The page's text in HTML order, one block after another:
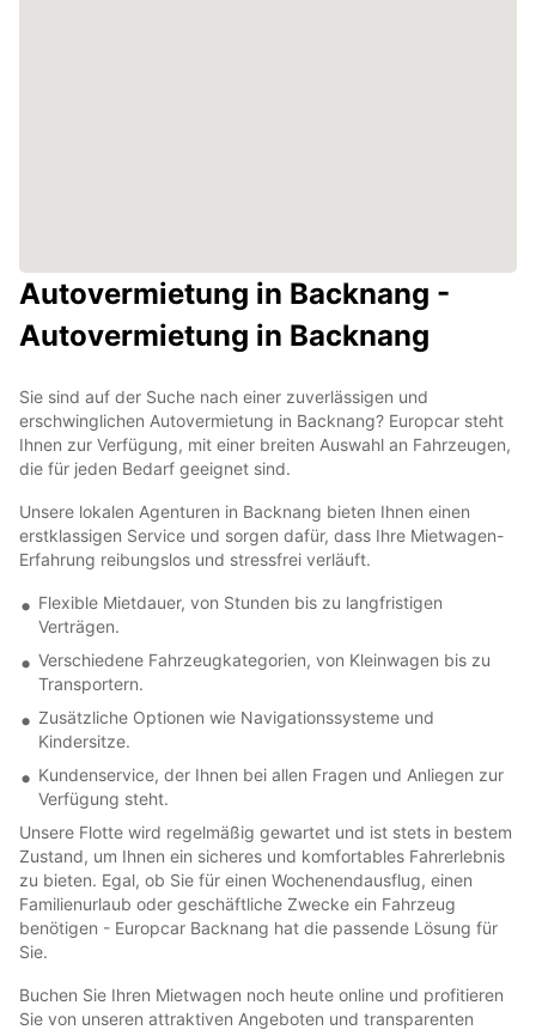
Autovermietung in Backnang -
Autovermietung in Backnang
Sie sind auf der Suche nach einer zuverlässigen und
erschwinglichen Autovermietung in Backnang? Europcar steht
Ihnen zur Verfügung, mit einer breiten Auswahl an Fahrzeugen,
die für jeden Bedarf geeignet sind.
Unsere lokalen Agenturen in Backnang bieten Ihnen einen
erstklassigen Service und sorgen dafür, dass Ihre Mietwagen-
Erfahrung reibungslos und stressfrei verläuft.
Flexible Mietdauer, von Stunden bis zu langfristigen
Verträgen.
Verschiedene Fahrzeugkategorien, von Kleinwagen bis zu
Transportern.
Zusätzliche Optionen wie Navigationssysteme und
Kindersitze.
Kundenservice, der Ihnen bei allen Fragen und Anliegen zur
Verfügung steht.
Unsere Flotte wird regelmäßig gewartet und ist stets in bestem
Zustand, um Ihnen ein sicheres und komfortables Fahrerlebnis
zu bieten. Egal, ob Sie für einen Wochenendausflug, einen
Familienurlaub oder geschäftliche Zwecke ein Fahrzeug
benötigen - Europcar Backnang hat die passende Lösung für
Sie.
Buchen Sie Ihren Mietwagen noch heute online und profitieren
Sie von unseren attraktiven Angeboten und transparenten